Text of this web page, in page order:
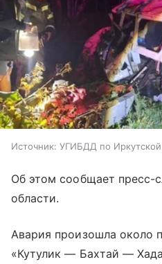
Источник: УГИБДД по Иркутской
Об этом сообщает пресс-
области.
Авария произошла около
«Кутулик — Бахтай —